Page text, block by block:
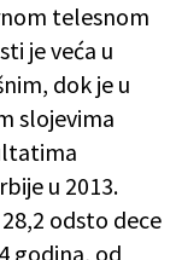
telesnom
je veća u
dok je u
slojevima
u 2013.
odsto dece
godina, od